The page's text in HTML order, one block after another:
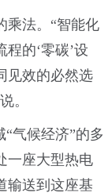
乘法。“智能化
的‘零碳’设
见效的必然选
。
气候经济”的多
一座大型热电
输送到这座基